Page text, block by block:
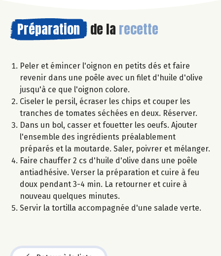
Préparation de la recette
Peler et émincer l'oignon en petits dés et faire
revenir dans une poêle avec un filet d'huile d'olive
jusqu'à ce que l'oignon colore.
Ciseler le persil, écraser les chips et couper les
tranches de tomates séchées en deux. Réserver.
Dans un bol, casser et fouetter les oeufs. Ajouter
l'ensemble des ingrédients préalablement
préparés et la moutarde. Saler, poivrer et mélanger.
Faire chauffer 2 cs d'huile d'olive dans une poêle
antiadhésive. Verser la préparation et cuire à feu
doux pendant 3-4 min. La retourner et cuire à
nouveau quelques minutes.
Servir la tortilla accompagnée d'une salade verte.